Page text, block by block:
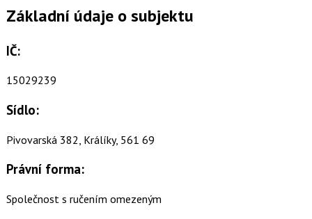
Základní údaje o subjektu
IČ:
15029239
Sídlo:
Pivovarská 382, Králíky, 561 69
Právní forma:
Společnost s ručením omezeným